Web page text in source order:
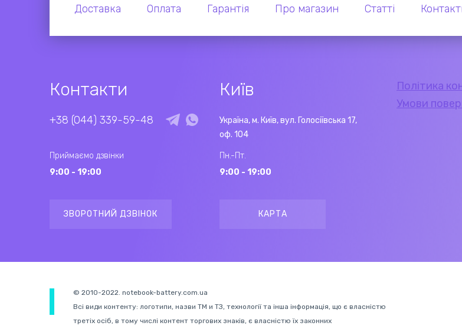
Доставка Оплата Гарантія Про магазин Статті
Контакти
+38 (044) 339-59-48
Приймаємо дзвінки
9:00 - 19:00
ЗВОРОТНИЙ ДЗВІНОК
Київ
Україна, м. Київ, вул. Голосіївська 17,
оф. 104
Пн.-Пт.
9:00 - 19:00
КАРТА
Політика
Умови
© 2010-2022. notebook-battery.com.ua
Всі види контенту: логотипи, назви ТМ и ТЗ, технології та інша інформація, що є власністю
третіх осіб, в тому числі контент торгових знаків, є власністю їх законних